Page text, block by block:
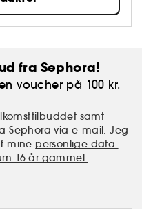
resultater. Uanset
opfylde deres løfte,
det "beauty at the
fra Sephora!
voucher på 100 kr.
samt
Sephora via e-mail. Jeg
mine personlige data .
16 år gammel.